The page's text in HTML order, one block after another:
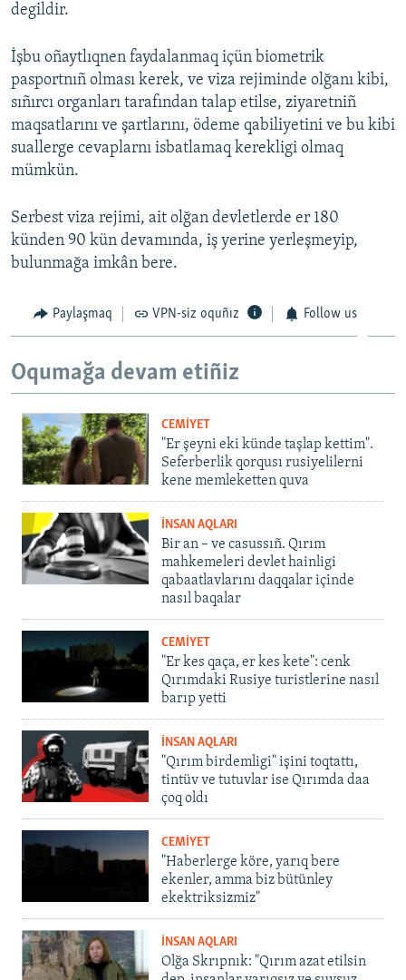
degildir.
İşbu oñaytlıqnen faydalanmaq içün biometrik
pasportnıñ olması kerek, ve viza rejiminde olğanı kibi,
sıñırcı organları tarafından talap etilse, ziyaretniñ
maqsatlarını ve şartlarını, ödeme qabiliyetini ve bu kibi
suallerge cevaplarnı isbatlamaq kerekligi olmaq
mümkün.
Serbest viza rejimi, ait olğan devletlerde er 180
künden 90 kün devamında, iş yerine yerleşmeyip,
bulunmağa imkân bere.
Paylaşmaq VPN-siz oquñız Follow us
Oqumağa devam etiñiz
CEMİYET
"Er şeyni eki künde taşlap kettim".
Seferberlik qorqusı rusiyelilerni
kene memleketten quva
İNSAN AQLARI
Bir an – ve casussıñ. Qırım
mahkemeleri devlet hainligi
qabaatlavlarını daqqalar içinde
nasıl baqalar
CEMİYET
"Er kes qaça, er kes kete": cenk
Qırımdaki Rusiye turistlerine nasıl
barıp yetti
İNSAN AQLARI
"Qırım birdemligi" işini toqtattı,
tintüv ve tutuvlar ise Qırımda daa
çoq oldı
CEMİYET
"Haberlerge köre, yarıq bere
ekenler, amma biz bütünley
ekektriksizmiz"
İNSAN AQLARI
Olğa Skrıpnık: "Qırım azat etilsin